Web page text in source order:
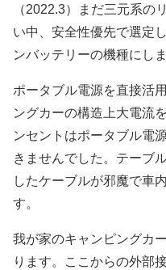
（2022.3）まだ三元系の
い中、安全性優先で選定
ンバッテリーの機種にしま
ポータブル電源を直接活
ングカーの構造上大電流
ンセントはポータブル電
きませんでした。テーブ
したケーブルが邪魔で車
す。
我が家のキャンピングカ
ります。ここからの外部